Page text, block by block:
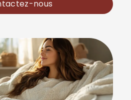
nous